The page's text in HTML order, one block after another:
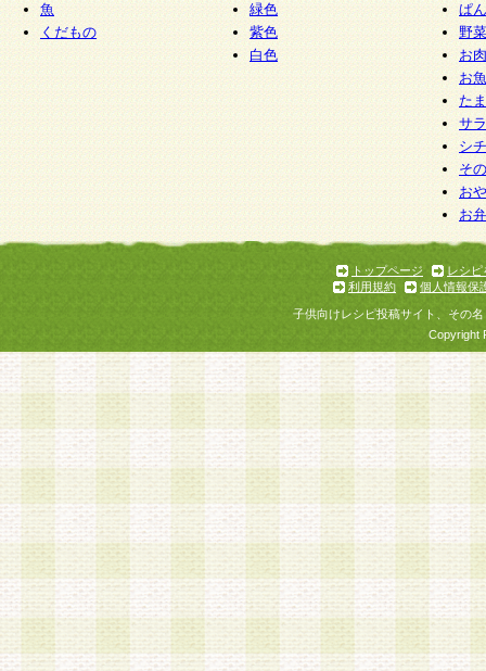
報の利用目的の通知・開示・内容の訂正・追加
停止・消去及び第三者への提供の禁止（以下、
といいます。）に応じます。
開示等に応じる窓口は以下になります。
ぱくすく食堂個人情報お客様相談窓口 paku-
m
個人情報を与えることは任意ですが、個人情報
意をいただけない場合には、当社のサービスの
お問い合わせ・ご相談への対応ができない場合
魚
くだもの
緑色
紫色
白色
ぱん
野
お
お
た
サ
シ
そ
お
お
トップページ
レシピ
利用規約
個人情報保
子供向けレシピ投稿サイト、その
Copyright